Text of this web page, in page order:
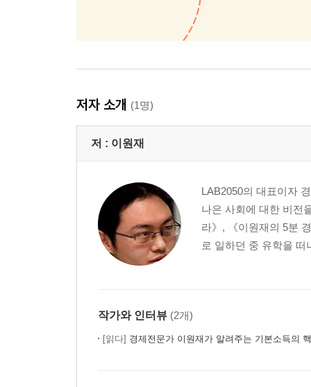
저자 소개 (1명)
저 : 이원재
LAB2050의 대표이자
나은 사회에 대한 비전
라》, 《이원재의 5분
로 일하던 중 유학을
작가와 인터뷰 (2개)
[읽다] 경제전문가 이원재가 알려주는 기본소득의